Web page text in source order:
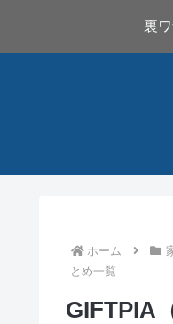
裏
ホーム
とめ一覧
GIFTPIA